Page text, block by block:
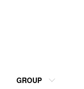
GROUP